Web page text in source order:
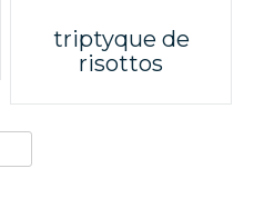
triptyque de
risottos